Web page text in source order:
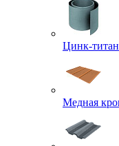
Цинк-титан
Медная